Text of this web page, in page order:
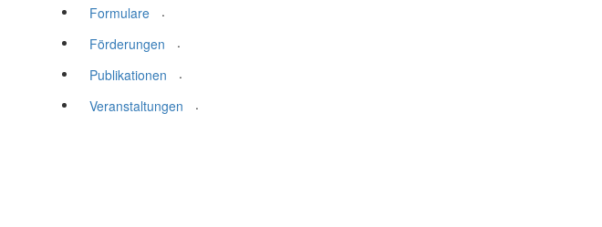
Formulare
.
Förderungen
.
Publikationen
.
Veranstaltungen
.